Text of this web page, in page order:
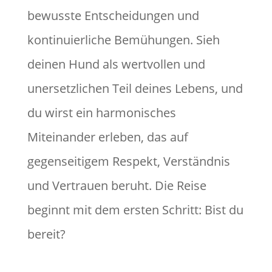
bewusste Entscheidungen und
kontinuierliche Bemühungen. Sieh
deinen Hund als wertvollen und
unersetzlichen Teil deines Lebens, und
du wirst ein harmonisches
Miteinander erleben, das auf
gegenseitigem Respekt, Verständnis
und Vertrauen beruht. Die Reise
beginnt mit dem ersten Schritt: Bist du
bereit?